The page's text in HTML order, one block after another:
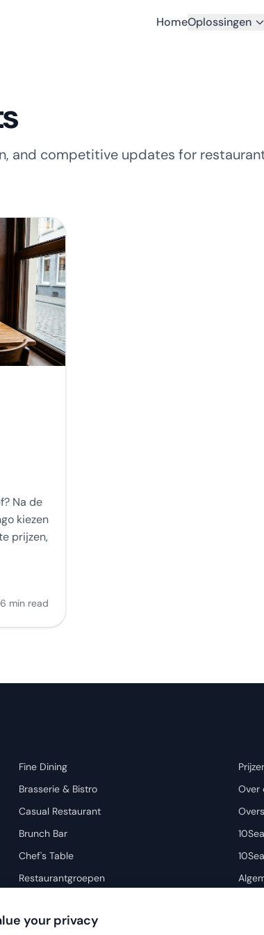
HomeOplossingen
and competitive updates for
Na de
kiezen
prijzen,
min read
Fine Dining
Brasserie & Bistro
Casual Restaurant
Brunch Bar
Chef's Table
Restaurantgroepen
Over
your privacy